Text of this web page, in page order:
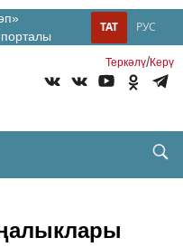
РУС
ТАТ
Теркəлү/Керү